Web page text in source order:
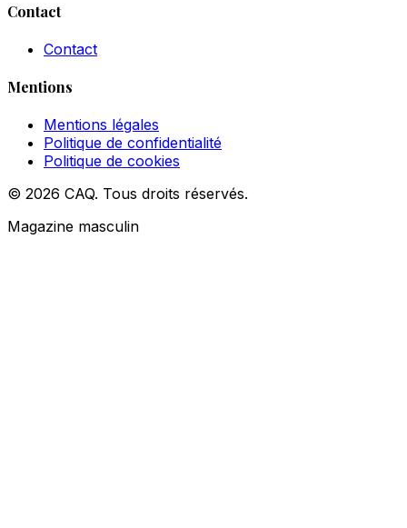
Contact
Contact
Mentions
Mentions légales
Politique de confidentialité
Politique de cookies
© 2026 CAQ. Tous droits réservés.
Magazine masculin